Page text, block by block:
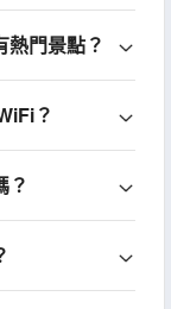
熱門景點？
？
？